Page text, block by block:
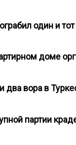
один и
доме
два вора в
партии